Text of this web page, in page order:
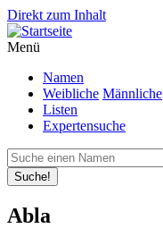
Direkt zum Inhalt
Menü
Namen
Weibliche Männliche
Listen
Expertensuche
Suche!
Abla